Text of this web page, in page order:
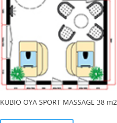
KUBIO OYA SPORT MASSAGE 38 m2